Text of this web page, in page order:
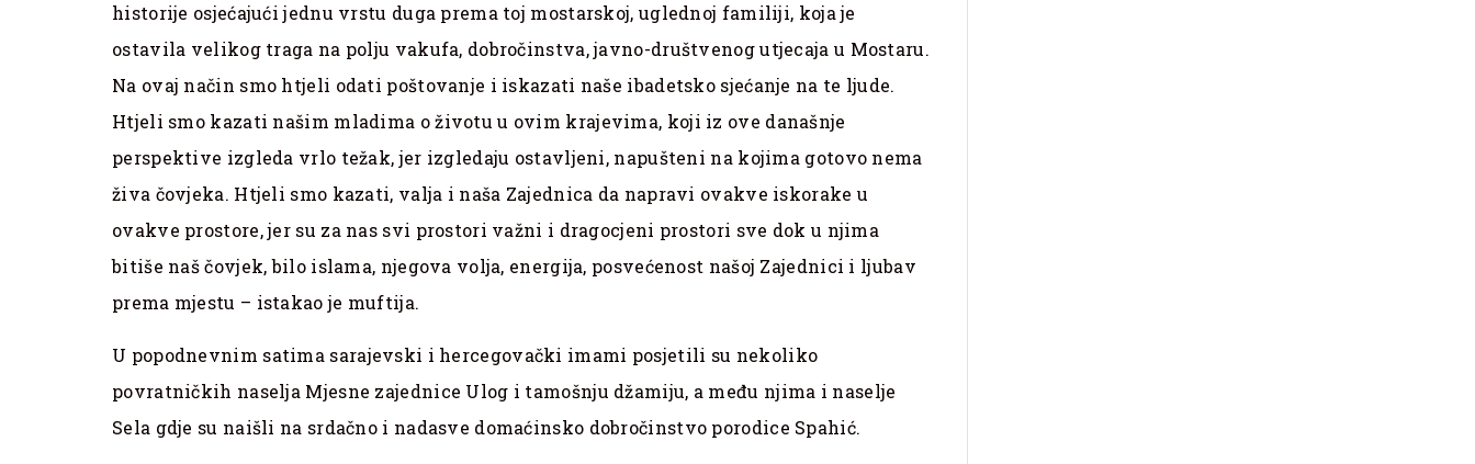
historije osjećajući jednu vrstu duga prema toj mostarskoj, uglednoj familiji, koja je
ostavila velikog traga na polju vakufa, dobročinstva, javno-društvenog utjecaja u Mostaru.
Na ovaj način smo htjeli odati poštovanje i iskazati naše ibadetsko sjećanje na te ljude.
Htjeli smo kazati našim mladima o životu u ovim krajevima, koji iz ove današnje
perspektive izgleda vrlo težak, jer izgledaju ostavljeni, napušteni na kojima gotovo nema
živa čovjeka. Htjeli smo kazati, valja i naša Zajednica da napravi ovakve iskorake u
ovakve prostore, jer su za nas svi prostori važni i dragocjeni prostori sve dok u njima
bitiše naš čovjek, bilo islama, njegova volja, energija, posvećenost našoj Zajednici i ljubav
prema mjestu – istakao je muftija.
U popodnevnim satima sarajevski i hercegovački imami posjetili su nekoliko
povratničkih naselja Mjesne zajednice Ulog i tamošnju džamiju, a među njima i naselje
Sela gdje su naišli na srdačno i nadasve domaćinsko dobročinstvo porodice Spahić.